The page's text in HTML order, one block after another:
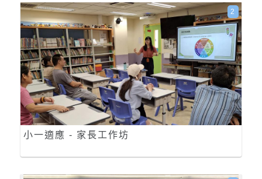
小一適應 - 家長工作坊
2